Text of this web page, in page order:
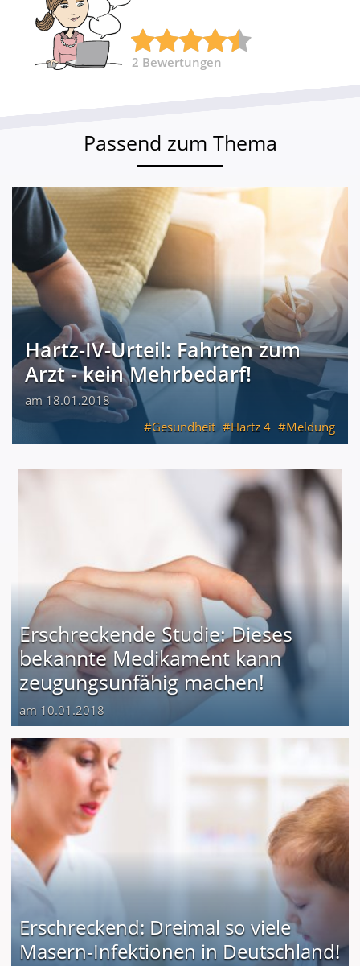
2 Bewertungen
Passend zum Thema
Hartz-IV-Urteil: Fahrten zum
Arzt - kein Mehrbedarf!
am 18.01.2018
Gesundheit
Hartz 4 Meldung
Erschreckende Studie: Dieses
bekannte Medikament kann
zeugungsunfähig machen!
am 10.01.2018
Erschreckend: Dreimal so viele
Masern-Infektionen in Deutschland!